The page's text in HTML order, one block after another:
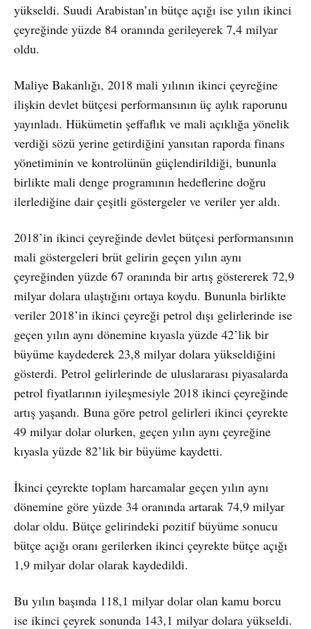
yükseldi. Suudi Arabistan’ın bütçe açığı ise yılın ikinci
çeyreğinde yüzde 84 oranında gerileyerek 7,4 milyar
oldu.
Maliye Bakanlığı, 2018 mali yılının ikinci çeyreğine
ilişkin devlet bütçesi performansının üç aylık raporunu
yayınladı. Hükümetin şeffaflık ve mali açıklığa yönelik
verdiği sözü yerine getirdiğini yansıtan raporda finans
yönetiminin ve kontrolünün güçlendirildiği, bununla
birlikte mali denge programının hedeflerine doğru
ilerlediğine dair çeşitli göstergeler ve veriler yer aldı.
2018’in ikinci çeyreğinde devlet bütçesi performansının
mali göstergeleri brüt gelirin geçen yılın aynı
çeyreğinden yüzde 67 oranında bir artış göstererek 72,9
milyar dolara ulaştığını ortaya koydu. Bununla birlikte
veriler 2018’in ikinci çeyreği petrol dışı gelirlerinde ise
geçen yılın aynı dönemine kıyasla yüzde 42’lik bir
büyüme kaydederek 23,8 milyar dolara yükseldiğini
gösterdi. Petrol gelirlerinde de uluslararası piyasalarda
petrol fiyatlarının iyileşmesiyle 2018 ikinci çeyreğinde
artış yaşandı. Buna göre petrol gelirleri ikinci çeyrekte
49 milyar dolar olurken, geçen yılın aynı çeyreğine
kıyasla yüzde 82’lik bir büyüme kaydetti.
İkinci çeyrekte toplam harcamalar geçen yılın aynı
dönemine göre yüzde 34 oranında artarak 74,9 milyar
dolar oldu. Bütçe gelirindeki pozitif büyüme sonucu
bütçe açığı oranı gerilerken ikinci çeyrekte bütçe açığı
1,9 milyar dolar olarak kaydedildi.
Bu yılın başında 118,1 milyar dolar olan kamu borcu
ise ikinci çeyrek sonunda 143,1 milyar dolara yükseldi.